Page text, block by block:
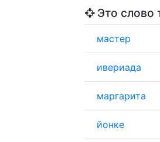
Это слово
мастер
ивериада
маргарита
йонке